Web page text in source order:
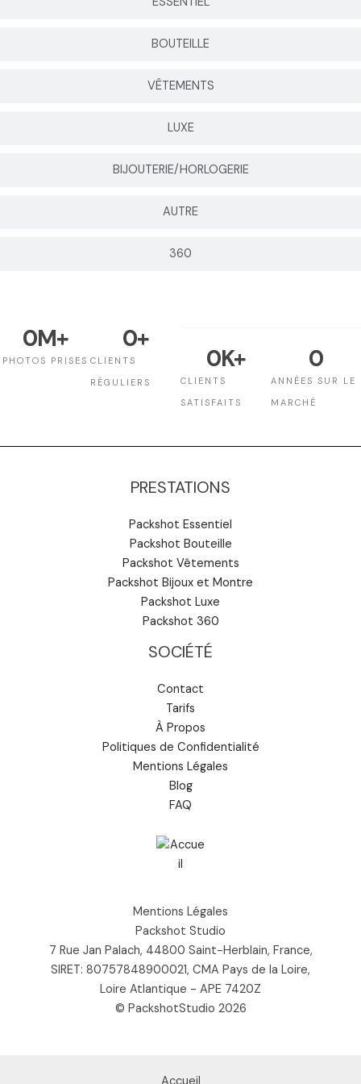
BOUTEILLE
VÊTEMENTS
LUXE
BIJOUTERIE/HORLOGERIE
AUTRE
360
PHOTOS PRISES
0M+
CLIENTS
RÉGULIERS
0+
CLIENTS
SATISFAITS
0K+
ANNÉES SUR LE
MARCHÉ
0
PRESTATIONS
Packshot Essentiel
Packshot Bouteille
Packshot Vêtements
Packshot Bijoux et Montre
Packshot Luxe
Packshot 360
SOCIÉTÉ
Contact
Tarifs
À Propos
Politiques de Confidentialité
Mentions Légales
Blog
FAQ
Mentions Légales
Packshot Studio
7 Rue Jan Palach, 44800 Saint-Herblain, France,
SIRET: 80757848900021, CMA Pays de la Loire,
Loire Atlantique - APE 7420Z
© PackshotStudio 2026